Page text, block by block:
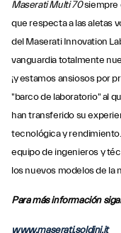
Maserati Multi 70siempre
que respecta a las aletas
del Maserati Innovation
vanguardia totalmente
¡y estamos ansiosos por
"barco de laboratorio" al
han transferido su
tecnológica y
equipo de ingenieros y
los nuevos modelos de la
Para más información
www.maserati.soldini.it